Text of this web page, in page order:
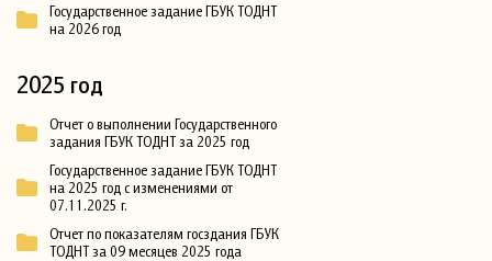
Государственное задание ГБУК ТОДНТ
на 2026 год
2025 год
Отчет о выполнении Государственного
задания ГБУК ТОДНТ за 2025 год
Государственное задание ГБУК ТОДНТ
на 2025 год с изменениями от
07.11.2025 г.
Отчет по показателям госздания ГБУК
ТОДНТ за 09 месяцев 2025 года